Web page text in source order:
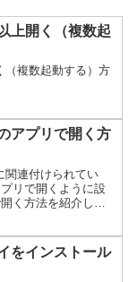
上開く（複数起
（複数起動する）方
アプリで開く方
関連付けられてい
リで開くように設
く方法を紹介しま
をインストール